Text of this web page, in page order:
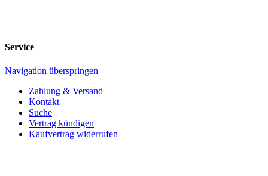
Service
Navigation überspringen
Zahlung & Versand
Kontakt
Suche
Vertrag kündigen
Kaufvertrag widerrufen